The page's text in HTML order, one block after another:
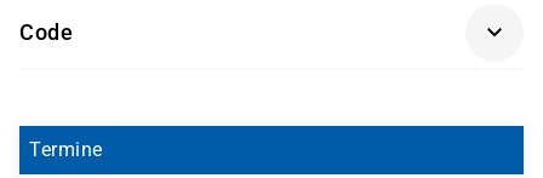
Computing-Konzepten
Cloud Security Manager
Cloud Security Specialist
Cloud Security Operations Lead
Duration: 4 hours
Code
Termine